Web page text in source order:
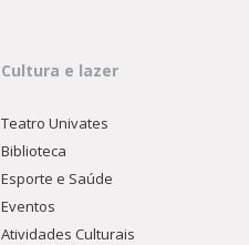
Cultura e lazer
Teatro Univates
Biblioteca
Esporte e Saúde
Eventos
Atividades Culturais